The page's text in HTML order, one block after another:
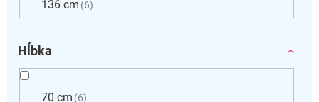
136 cm 6
Hĺbka
70 cm 6